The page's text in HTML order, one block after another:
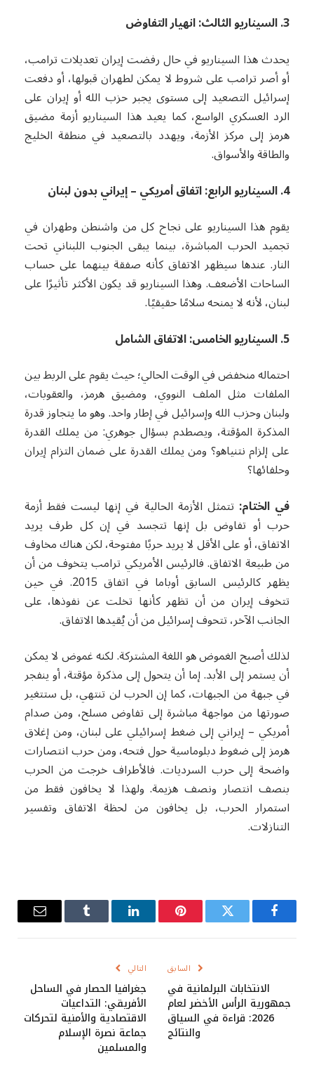
3. السيناريو الثالث: انهيار التفاوض
يحدث هذا السيناريو في حال رفضت إيران تعديلات ترامب،
أو أصر ترامب على شروط لا يمكن لطهران قبولها، أو دفعت
إسرائيل التصعيد إلى مستوى يجبر حزب الله أو إيران على
الرد العسكري الواسع، كما يعيد هذا السيناريو أزمة مضيق
هرمز إلى مركز الأزمة، ويهدد بالتصعيد في منطقة الخليج
والطاقة والأسواق.
4. السيناريو الرابع: اتفاق أمريكي – إيراني بدون لبنان
يقوم هذا السيناريو على نجاح كل من واشنطن وطهران في
تجميد الحرب المباشرة، بينما يبقى الجنوب اللبناني تحت
النار. عندها سيظهر الاتفاق كأنه صفقة بينهما على حساب
الساحات الأضعف. وهذا السيناريو قد يكون الأكثر تأثيرًا على
لبنان، لأنه لا يمنحه سلامًا حقيقيًا.
5. السيناريو الخامس: الاتفاق الشامل
احتماله منخفض في الوقت الحالي؛ حيث يقوم على الربط بين
الملفات مثل الملف النووي، ومضيق هرمز، والعقوبات،
ولبنان وحزب الله وإسرائيل في إطار واحد. وهو ما يتجاوز قدرة
المذكرة المؤقتة، ويصطدم بسؤال جوهري: من يملك القدرة
على إلزام نتنياهو؟ ومن يملك القدرة على ضمان التزام إيران
وحلفائها؟
في الختام: تتمثل الأزمة الحالية في إنها ليست فقط أزمة
حرب أو تفاوض بل إنها تتجسد في إن كل طرف يريد
الاتفاق، أو على الأقل لا يريد حربًا مفتوحة، لكن هناك مخاوف
من طبيعة الاتفاق. فالرئيس الأمريكي ترامب يتخوف من أن
يظهر كالرئيس السابق أوباما في اتفاق 2015. في حين
تتخوف إيران من أن تظهر كأنها تخلت عن نفوذها، على
الجانب الآخر، تتحوف إسرائيل من أن يُقيدها الاتفاق.
لذلك أصبح الغموض هو اللغة المشتركة. لكنه غموض لا يمكن
أن يستمر إلى الأبد. إما أن يتحول إلى مذكرة مؤقتة، أو ينفجر
في جبهة من الجبهات، كما إن الحرب لن تنتهي، بل ستتغير
صورتها من مواجهة مباشرة إلى تفاوض مسلح، ومن صدام
أمريكي – إيراني إلى ضغط إسرائيلي على لبنان، ومن إغلاق
هرمز إلى ضغوط دبلوماسية حول فتحه، ومن حرب انتصارات
واضحة إلى حرب السرديات. فالأطراف خرجت من الحرب
بنصف انتصار ونصف هزيمة. ولهذا لا يخافون فقط من
استمرار الحرب، بل يخافون من لحظة الاتفاق وتفسير
التنازلات.
فيسبوك تويتر بينتيريستلينكدإن Tumblr
البريد
السابق
الانتخابات البرلمانية في
جمهورية الرأس الأخضر لعام
2026: قراءة في السياق
والنتائج
التالي
جغرافيا الحصار في الساحل
الأفريقي: التداعيات
الاقتصادية والأمنية لتحركات
جماعة نصرة الإسلام
والمسلمين